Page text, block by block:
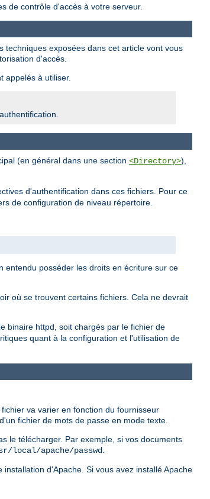
de contrôle d'accès à votre serveur.
exposées dans cet article vont vous
d'accès.
appelés à utiliser.
(en général dans une section <Directory>),
d'authentification dans ces fichiers. Pour ce
de configuration de niveau répertoire.
entendu posséder les droits en écriture sur ce
où se trouvent certains fichiers. Cela ne devrait
binaire httpd, soit chargés par le fichier de
quant à la configuration et l'utilisation de
va varier en fonction du fournisseur
fichier de mots de passe en mode texte.
le télécharger. Par exemple, si vos documents
local/apache/passwd
installation d'Apache. Si vous avez installé Apache